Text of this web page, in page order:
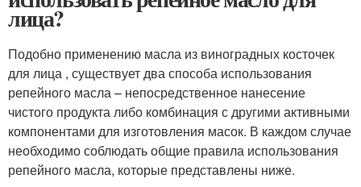
лица?
Подобно применению масла из виноградных косточек
для лица , существует два способа использования
репейного масла – непосредственное нанесение
чистого продукта либо комбинация с другими активными
компонентами для изготовления масок. В каждом случае
необходимо соблюдать общие правила использования
репейного масла, которые представлены ниже.